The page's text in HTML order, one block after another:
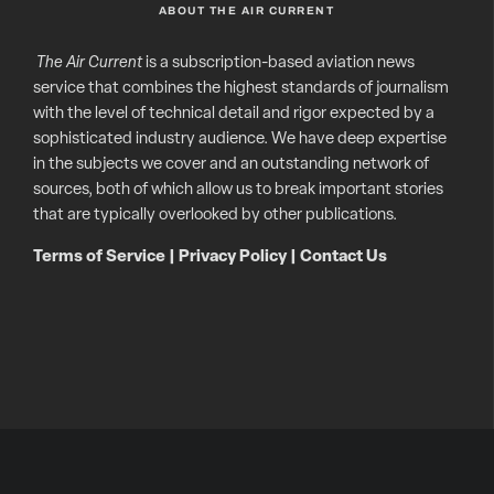
ABOUT THE AIR CURRENT
The Air Currentis a subscription-based aviation news
service that combines the highest standards of journalism
with the level of technical detail and rigor expected by a
sophisticated industry audience. We have deep expertise
in the subjects we cover and an outstanding network of
sources, both of which allow us to break important stories
that are typically overlooked by other publications.
Terms of Service Privacy Policy| Contact Us